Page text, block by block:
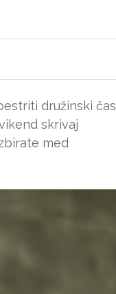
družinski čas
skrivaj
med